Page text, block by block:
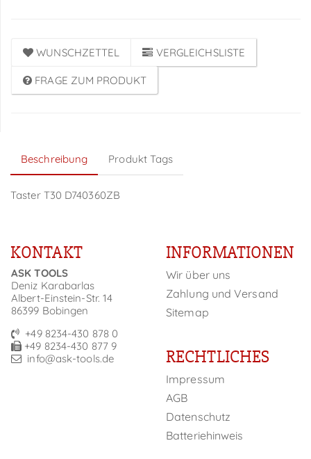
WUNSCHZETTEL VERGLEICHSLISTE
FRAGE ZUM PRODUKT
Beschreibung Produkt Tags
Taster T30 D740360ZB
KONTAKT
ASK TOOLS
Deniz Karabarlas
Albert-Einstein-Str. 14
86399 Bobingen
+49 8234-430 878 0
+49 8234-430 877 9
info@ask-tools.de
INFORMATIONEN
Wir über uns
Zahlung und Versand
Sitemap
RECHTLICHES
Impressum
AGB
Datenschutz
Batteriehinweis